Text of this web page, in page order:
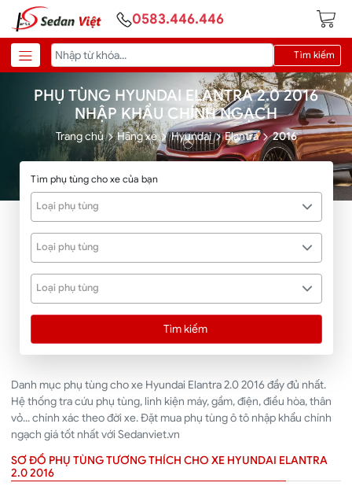
0583.446.446
Tìm kiếm
PHỤ TÙNG HYUNDAI ELANTRA 2.0 2016
NHẬP KHẨU CHÍNH NGẠCH
Trang chủ Hãng xe Hyundai Elantra 2016
Tìm phụ tùng cho xe của bạn
Loại phụ tùng
Loại phụ tùng
Loại phụ tùng
Tìm kiếm
Danh mục phụ tùng cho xe Hyundai Elantra 2.0 2016 đầy đủ nhất.
Hệ thống tra cứu phụ tùng, linh kiện máy, gầm, điện, điều hòa, thân
vỏ... chính xác theo đời xe. Đặt mua phụ tùng ô tô nhập khẩu chính
ngạch giá tốt nhất với Sedanviet.vn
SƠ ĐỒ PHỤ TÙNG TƯƠNG THÍCH CHO XE HYUNDAI ELANTRA
2.0 2016